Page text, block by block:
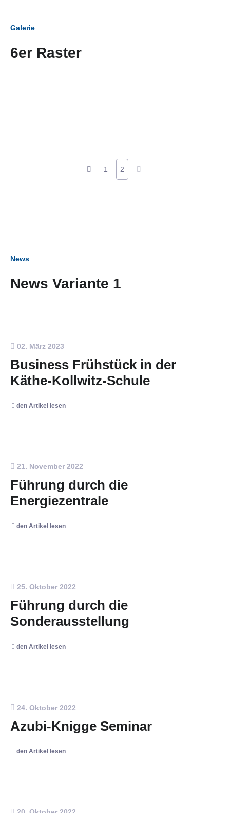
Galerie
6er Raster
1 2
News
News Variante 1
02. März 2023
Business Frühstück in der
Käthe-Kollwitz-Schule
den Artikel lesen
21. November 2022
Führung durch die
Energiezentrale
den Artikel lesen
25. Oktober 2022
Führung durch die
Sonderausstellung
den Artikel lesen
24. Oktober 2022
Azubi-Knigge Seminar
den Artikel lesen